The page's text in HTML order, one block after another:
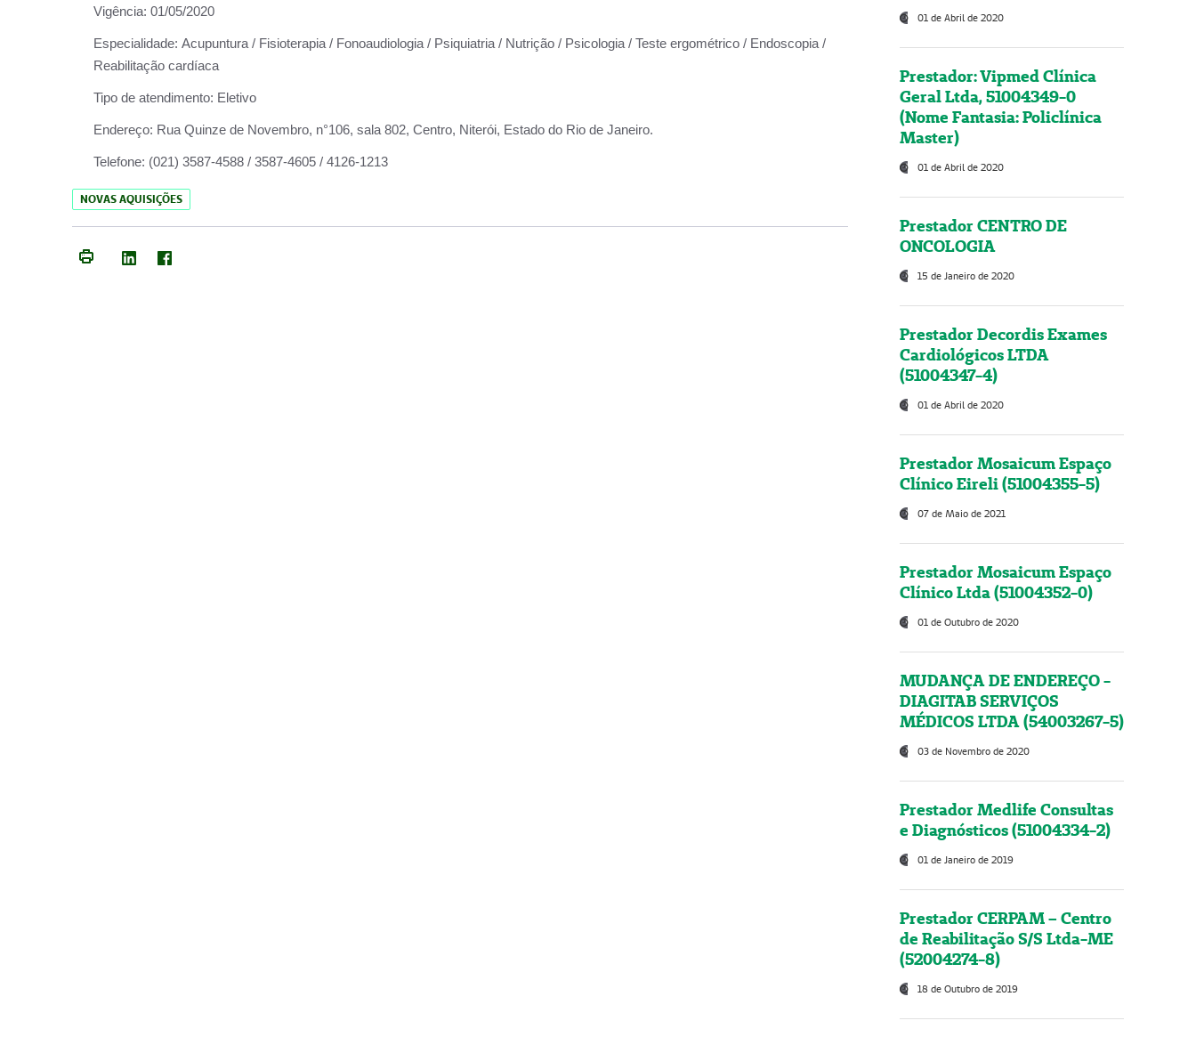
Vigência: 01/05/2020
Especialidade: Acupuntura / Fisioterapia / Fonoaudiologia / Psiquiatria / Nutrição / Psicologia / Teste ergométrico / Endoscopia /
Reabilitação cardíaca
Tipo de atendimento: Eletivo
Endereço: Rua Quinze de Novembro, n°106, sala 802, Centro, Niterói, Estado do Rio de Janeiro.
Telefone: (021) 3587-4588 / 3587-4605 / 4126-1213
NOVAS AQUISIÇÕES
01 de Abril de 2020
Prestador: Vipmed Clínica
Geral Ltda, 51004349-0
(Nome Fantasia: Policlínica
Master)
01 de Abril de 2020
Prestador CENTRO DE
ONCOLOGIA
15 de Janeiro de 2020
Prestador Decordis Exames
Cardiológicos LTDA
(51004347-4)
01 de Abril de 2020
Prestador Mosaicum Espaço
Clínico Eireli (51004355-5)
07 de Maio de 2021
Prestador Mosaicum Espaço
Clínico Ltda (51004352-0)
01 de Outubro de 2020
MUDANÇA DE ENDEREÇO -
DIAGITAB SERVIÇOS
MÉDICOS LTDA (54003267-5)
03 de Novembro de 2020
Prestador Medlife Consultas
e Diagnósticos (51004334-2)
01 de Janeiro de 2019
Prestador CERPAM – Centro
de Reabilitação S/S Ltda-ME
(52004274-8)
18 de Outubro de 2019